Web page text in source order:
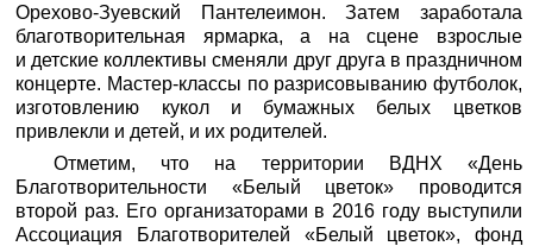
Орехово-Зуевский Пантелеимон. Затем заработала
благотворительная ярмарка, а на сцене взрослые
и детские коллективы сменяли друг друга в праздничном
концерте. Мастер-классы по разрисовыванию футболок,
изготовлению кукол и бумажных белых цветков
привлекли и детей, и их родителей.
Отметим, что на территории ВДНХ «День
Благотворительности «Белый цветок» проводится
второй раз. Его организаторами в 2016 году выступили
Ассоциация Благотворителей «Белый цветок», фонд